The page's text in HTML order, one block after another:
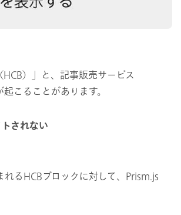
）」と、記事販売サービス
こることがあります。
されない
るHCBブロックに対して、Prism.js